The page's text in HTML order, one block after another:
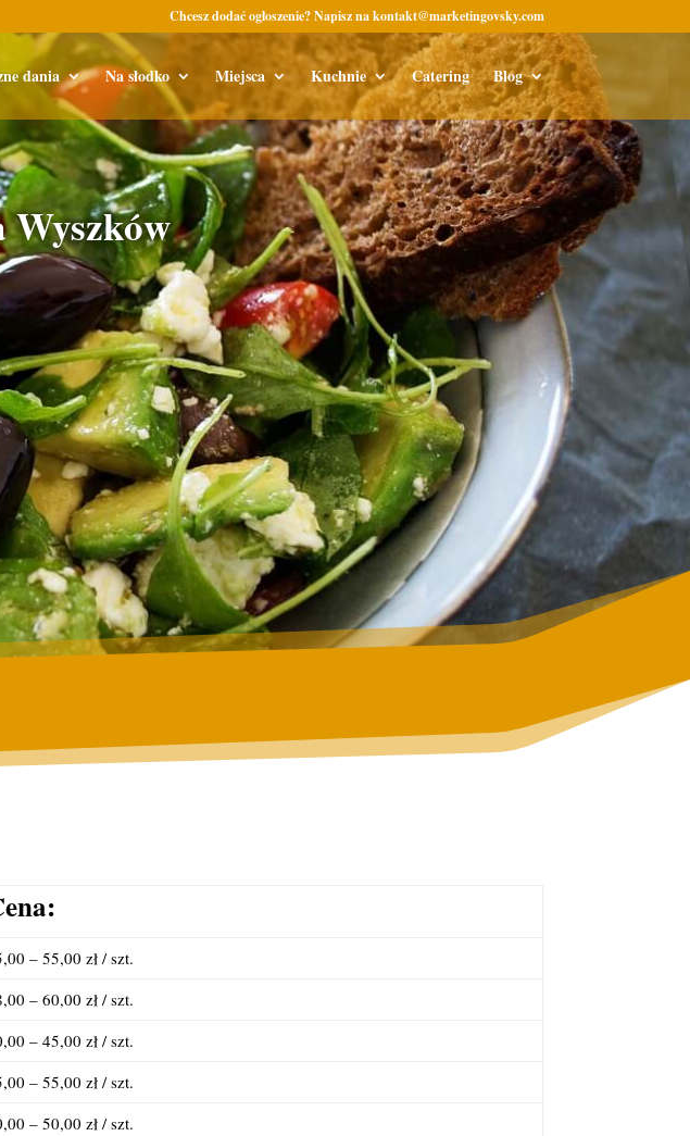
Chcesz dodać ogłoszenie? Napisz na kontakt@marketingovsky.com
dania Na słodko Miejsca Kuchnie Catering Blog
Wyszków
– 55,00 zł / szt.
– 60,00 zł / szt.
– 45,00 zł / szt.
– 55,00 zł / szt.
– 50,00 zł / szt.